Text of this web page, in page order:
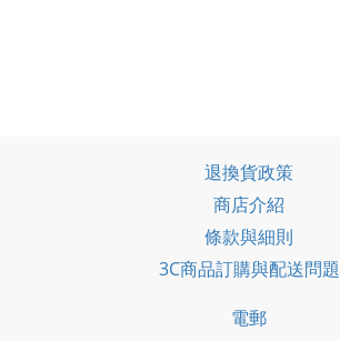
退換貨政策
商店介紹
條款與細則
3C商品訂購與配送問題
電郵